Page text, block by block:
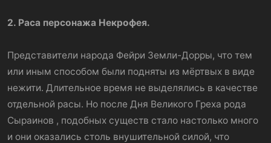
2. Раса персонажа Некрофея.
Представители народа Фейри Земли-Дорры, что тем
или иным способом были подняты из мёртвых в виде
нежити. Длительное время не выделялись в качестве
отдельной расы. Но после Дня Великого Греха рода
Сыраинов , подобных существ стало настолько много
и они оказались столь внушительной силой, что